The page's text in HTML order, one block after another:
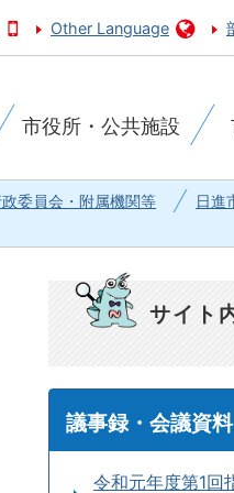
Other Language
市役所・公共施設
委員会・附属機関等
日進
サイト
議事録・会議資料
令和元年度第1回